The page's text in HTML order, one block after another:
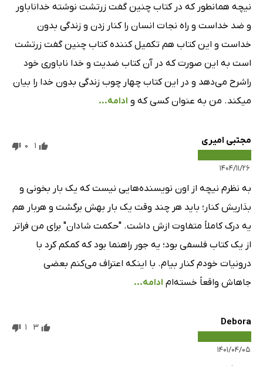
نیچه همانطور که در کتاب چنین گفت زرتشت نوشته خداناباور
و ضد خداست و راه نجات انسان را کنار زدن و زندگی بدون
خداست و این کتاب هم تکمیل کننده کتاب چنین گفت زرتشت
است به این صورت که در آن کتاب ضدیت و خدا ناباوری خود
راشرح می‌دهد و در این کتاب چهار چوب زندگی بدون خدا را بیان
میکند. من به عنوان کسی که و ادامه...
مجتبی امیری
۱۴۰۴/۱۱/۲۶
1
0
به نظرم نیچه از اون نویسنده‌هایی نیست که یک بار بخونی و
بذاریش کنار؛ باید هر چند وقت یک بار بهش برگشت و هربار هم
یه درک کاملاً متفاوت ازش داشت. "حکمت شادان" برای من فراتر
از یک کتاب فلسفی بود؛ یه جور راهنما بود که کمکم کرد با
درونیات خودم کنار بیام. با اینکه اعتراف می‌کنم بعضی
جاهاش واقعاً خسته‌ام ادامه...
Debora
۱۴۰۱/۰۴/۰۵
3
1